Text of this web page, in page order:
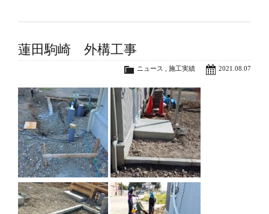
蓮田駒崎 外構工事
2021.08.07
ニュース 施工実績